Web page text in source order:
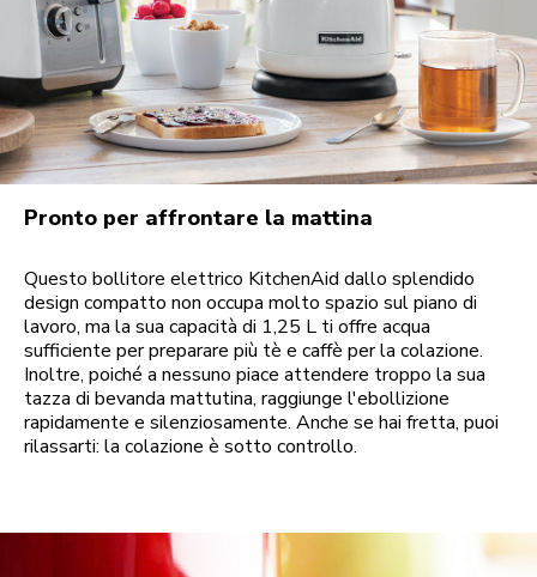
Pronto per affrontare la mattina
Questo bollitore elettrico KitchenAid dallo splendido
design compatto non occupa molto spazio sul piano di
lavoro, ma la sua capacità di 1,25 L ti offre acqua
sufficiente per preparare più tè e caffè per la colazione.
Inoltre, poiché a nessuno piace attendere troppo la sua
tazza di bevanda mattutina, raggiunge l'ebollizione
rapidamente e silenziosamente. Anche se hai fretta, puoi
rilassarti: la colazione è sotto controllo.